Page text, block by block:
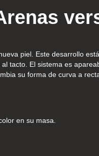
piel. Este desarrollo
tacto. El sistema es
su forma de curva a
en su masa.